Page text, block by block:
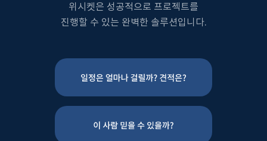
위시켓은 성공적으로 프로젝트를
진행할 수 있는 완벽한 솔루션입니다.